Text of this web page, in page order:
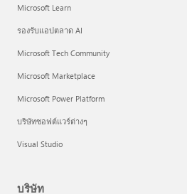
Microsoft Learn
รองรับแอปตลาด AI
Microsoft Tech Community
Microsoft Marketplace
Microsoft Power Platform
บริษัทซอฟต์แวร์ต่างๆ
Visual Studio
บริษัท